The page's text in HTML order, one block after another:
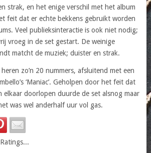
strak, en het enige verschil met het album
feit dat er echte bekkens gebruikt worden
Veel publieksinteractie is ook niet nodig;
vroeg in de set gestart. De weinige
matcht de muziek; duister en strak.
zo’n 20 nummers, afsluitend met een
‘Maniac’. Geholpen door het feit dat
elkaar doorlopen duurde de set alsnog maar
was wel anderhalf uur vol gas.